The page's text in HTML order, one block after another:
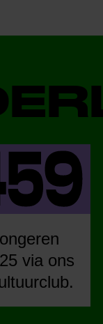
via ons